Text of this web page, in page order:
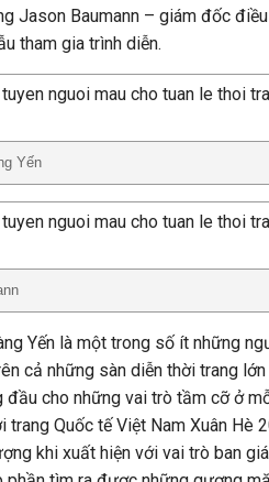
Jason Baumann – giám đốc
tham gia trình diễn.
Yến
Yến là một trong số ít những
cả những sàn diễn thời trang
đầu cho những vai trò tầm cỡ ở
trang Quốc tế Việt Nam Xuân Hè
khi xuất hiện với vai trò ban